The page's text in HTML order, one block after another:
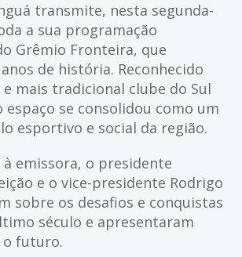
transmite, nesta segunda-
a sua programação
Grêmio Fronteira, que
de história. Reconhecido
mais tradicional clube do Sul
espaço se consolidou como um
esportivo e social da região.
emissora, o presidente
e o vice-presidente Rodrigo
sobre os desafios e conquistas
século e apresentaram
futuro.